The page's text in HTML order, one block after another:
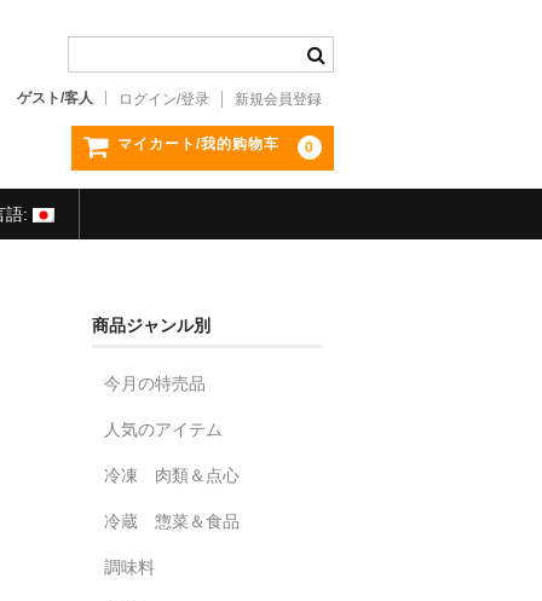
ゲスト/客人 ログイン/登录 新規会員登録
マイカート/我的购物车 0
語:
商品ジャンル別
今月の特売品
人気のアイテム
冷凍 肉類＆点心
冷蔵 惣菜＆食品
調味料